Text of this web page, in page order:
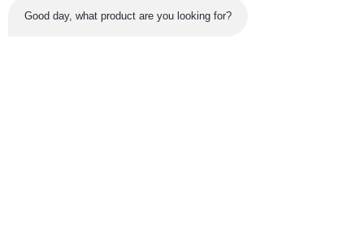
Werksbesichtigung
Good day, what product are you looking for?